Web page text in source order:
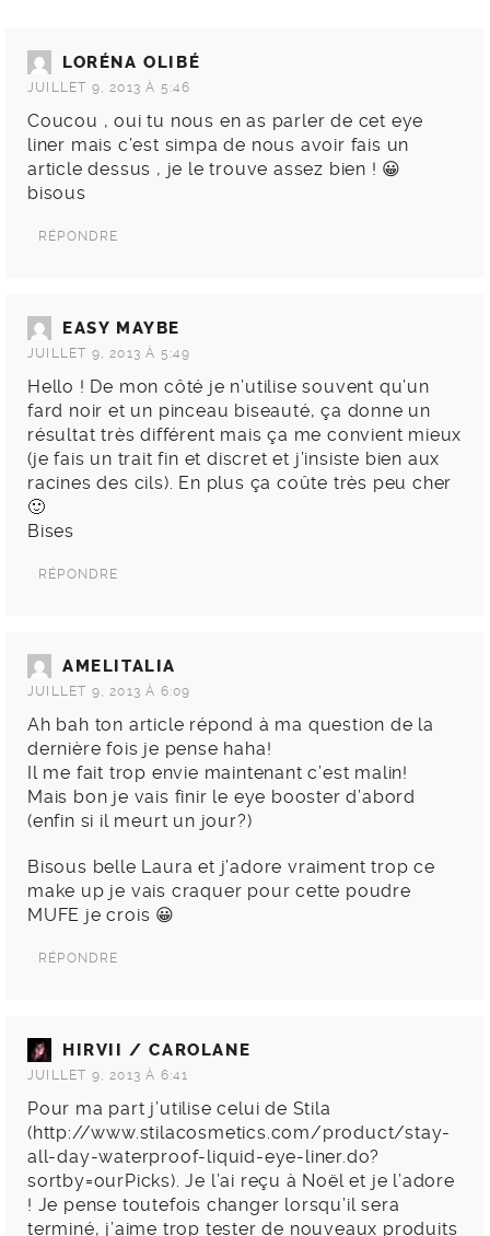
LORÉNA OLIBÉ
JUILLET 9, 2013 À 5:46
Coucou , oui tu nous en as parler de cet eye
liner mais c’est simpa de nous avoir fais un
article dessus , je le trouve assez bien ! 😀
bisous
RÉPONDRE
EASY MAYBE
JUILLET 9, 2013 À 5:49
Hello ! De mon côté je n’utilise souvent qu’un
fard noir et un pinceau biseauté, ça donne un
résultat très différent mais ça me convient mieux
(je fais un trait fin et discret et j’insiste bien aux
racines des cils). En plus ça coûte très peu cher
🙂
Bises
RÉPONDRE
AMELITALIA
JUILLET 9, 2013 À 6:09
Ah bah ton article répond à ma question de la
dernière fois je pense haha!
Il me fait trop envie maintenant c’est malin!
Mais bon je vais finir le eye booster d’abord
(enfin si il meurt un jour?)
Bisous belle Laura et j’adore vraiment trop ce
make up je vais craquer pour cette poudre
MUFE je crois 😀
RÉPONDRE
HIRVII / CAROLANE
JUILLET 9, 2013 À 6:41
Pour ma part j’utilise celui de Stila
(http://www.stilacosmetics.com/product/stay-
all-day-waterproof-liquid-eye-liner.do?
sortby=ourPicks). Je l’ai reçu à Noël et je l’adore
! Je pense toutefois changer lorsqu’il sera
terminé, j’aime trop tester de nouveaux produits